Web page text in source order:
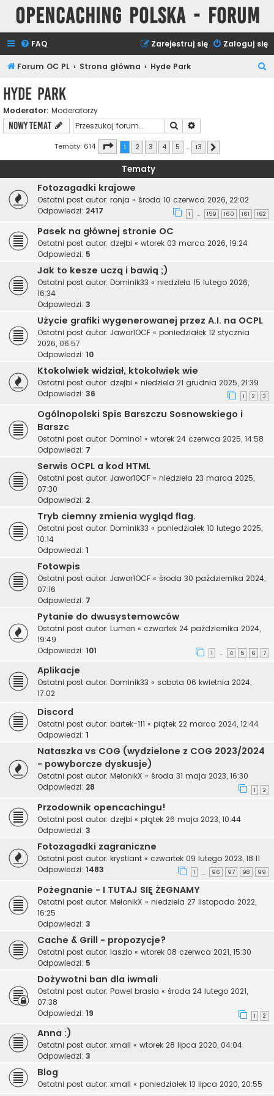
Opencaching Polska - Forum
FAQ Zaloguj się
Zarejestruj się
Forum OC PL Strona główna Hyde Park
Hyde Park
Moderator: Moderatorzy
NOWY TEMAT Szukaj
Tematy: 614 Strona1 13
1 2 3 4 5 … 13
Tematy
Fotozagadki krajowe
Ostatni post autor: ronja « środa 10 czerwca 2026, 22:02
Odpowiedzi: 2417 1 … 159 160 161 162
Pasek na głównej stronie OC
Ostatni post autor: dzejbi « wtorek 03 marca 2026, 19:24
Odpowiedzi: 5
Jak to kesze uczą i bawią ;)
Ostatni post autor: Dominik33 « niedziela 15 lutego 2026,
16:34
Odpowiedzi: 3
Użycie grafiki wygenerowanej przez A.I. na OCPL
Ostatni post autor: Jawor1OCF « poniedziałek 12 stycznia
2026, 06:57
Odpowiedzi: 10
Ktokolwiek widział, ktokolwiek wie
Ostatni post autor: dzejbi « niedziela 21 grudnia 2025, 21:39
Odpowiedzi: 36 1 2 3
Ogólnopolski Spis Barszczu Sosnowskiego i
Barszc
Ostatni post autor: Domino1 « wtorek 24 czerwca 2025, 14:58
Odpowiedzi: 7
Serwis OCPL a kod HTML
Ostatni post autor: Jawor1OCF « niedziela 23 marca 2025,
07:30
Odpowiedzi: 2
Tryb ciemny zmienia wygląd flag.
Ostatni post autor: Dominik33 « poniedziałek 10 lutego 2025,
10:14
Odpowiedzi: 1
Fotowpis
Ostatni post autor: Jawor1OCF « środa 30 października 2024,
07:16
Odpowiedzi: 7
Pytanie do dwusystemowców
Ostatni post autor: Lumen « czwartek 24 października 2024,
19:49
Odpowiedzi: 101 1 … 4 5 6 7
Aplikacje
Ostatni post autor: Dominik33 « sobota 06 kwietnia 2024,
17:02
Discord
Ostatni post autor: bartek-111 « piątek 22 marca 2024, 12:44
Odpowiedzi: 1
Nataszka vs COG (wydzielone z COG 2023/2024
- powyborcze dyskusje)
Ostatni post autor: MelonikX « środa 31 maja 2023, 16:30
Odpowiedzi: 28 1 2
Przodownik opencachingu!
Ostatni post autor: dzejbi « piątek 26 maja 2023, 10:44
Odpowiedzi: 3
Fotozagadki zagraniczne
Ostatni post autor: krystiant « czwartek 09 lutego 2023, 18:11
Odpowiedzi: 1483 1 … 96 97 98 99
Pożegnanie - I TUTAJ SIĘ ŻEGNAMY
Ostatni post autor: MelonikX « niedziela 27 listopada 2022,
16:25
Odpowiedzi: 3
Cache & Grill - propozycje?
Ostatni post autor: laszlo « wtorek 08 czerwca 2021, 15:30
Odpowiedzi: 5
Dożywotni ban dla iwmali
Ostatni post autor: Pawel brasia « środa 24 lutego 2021,
07:38
Odpowiedzi: 19 1 2
Anna :)
Ostatni post autor: xmall « wtorek 28 lipca 2020, 04:04
Odpowiedzi: 3
Blog
Ostatni post autor: xmall « poniedziałek 13 lipca 2020, 20:55